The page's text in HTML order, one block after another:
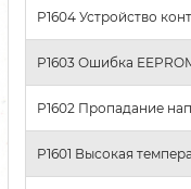
P1604 Устройство
P1603 Ошибка
P1602 Пропадание
P1601 Высокая